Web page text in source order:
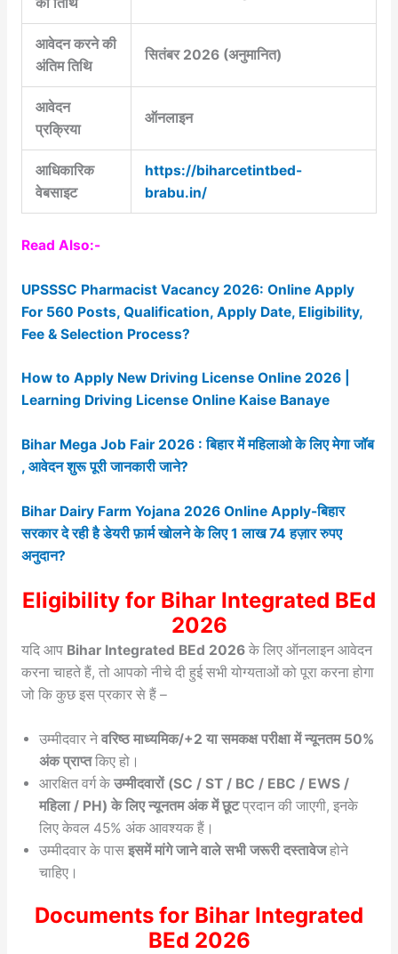
आवेदन करने की
अंतिम तिथि
सितंबर 2026 (अनुमानित)
आवेदन
प्रक्रिया
ऑनलाइन
आधिकारिक
वेबसाइट
https://biharcetintbed-
brabu.in/
Read Also:-
UPSSSC Pharmacist Vacancy 2026: Online Apply
For 560 Posts, Qualification, Apply Date, Eligibility,
Fee & Selection Process?
How to Apply New Driving License Online 2026 |
Learning Driving License Online Kaise Banaye
Bihar Mega Job Fair 2026 : बिहार में महिलाओ के लिए मेगा जॉब
, आवेदन शुरू पूरी जानकारी जाने?
Bihar Dairy Farm Yojana 2026 Online Apply-बिहार
सरकार दे रही है डेयरी फ़ार्म खोलने के लिए 1 लाख 74 हज़ार रुपए
अनुदान?
Eligibility for Bihar Integrated BEd
2026
यदि आप Bihar Integrated BEd 2026 के लिए ऑनलाइन आवेदन
करना चाहते हैं, तो आपको नीचे दी हुई सभी योग्यताओं को पूरा करना होगा
जो कि कुछ इस प्रकार से हैं –
उम्मीदवार नेवरिष्ठ माध्यमिक/+2 या समकक्ष परीक्षा में न्यूनतम 50%
अंक प्राप्तकिए हो।
आरक्षित वर्ग केउम्मीदवारों (SC / ST / BC / EBC / EWS /
महिला / PH) के लिए न्यूनतम अंक में छूटप्रदान की जाएगी, इनके
लिए केवल 45% अंक आवश्यक हैं।
उम्मीदवार के पास इसमें मांगे जाने वाले सभी जरूरी दस्तावेजहोने
चाहिए।
Documents for Bihar Integrated
BEd 2026